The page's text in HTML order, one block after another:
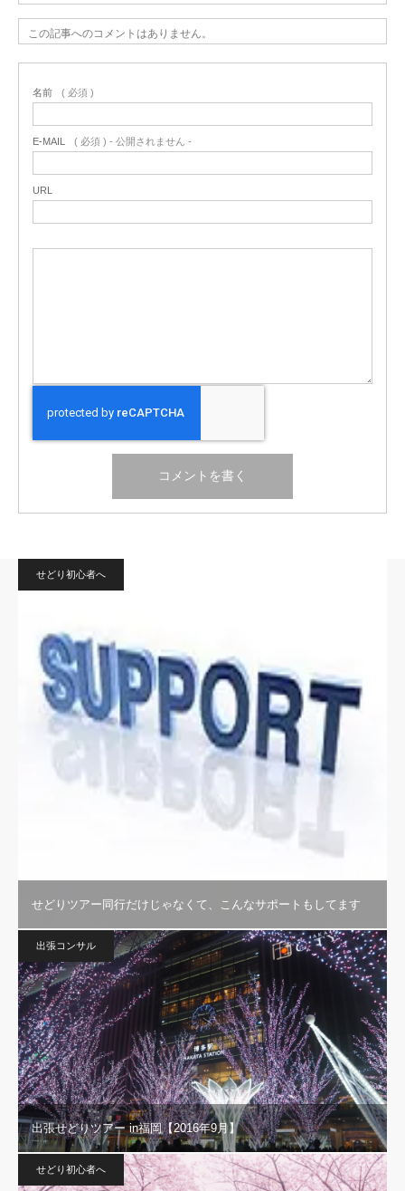
この記事へのコメントはありません。
名前 ( 必須 )
E-MAIL ( 必須 ) - 公開されません -
URL
せどり初心者へ
せどりツアー同行だけじゃなくて、こんなサポートもしてます
出張コンサル
出張せどりツアー in福岡【2016年9月】
せどり初心者へ